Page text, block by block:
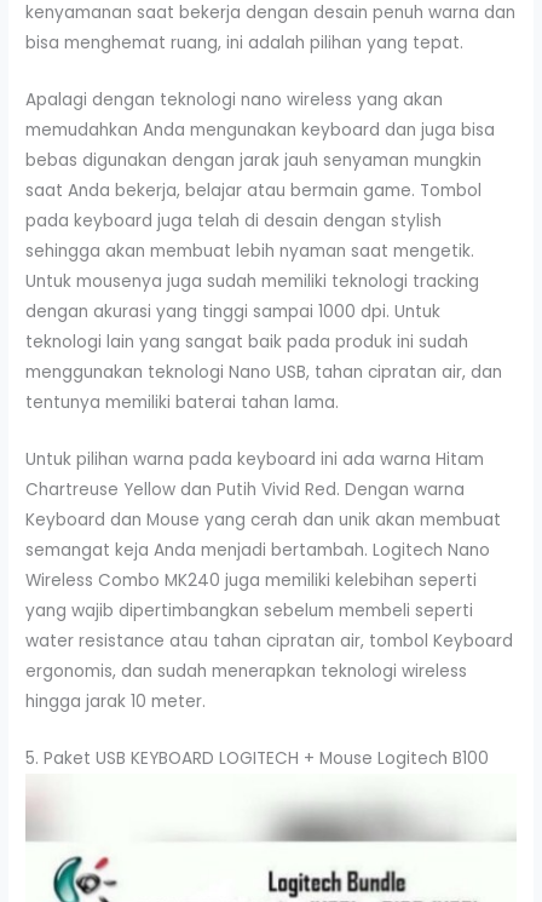
kenyamanan saat bekerja dengan desain penuh warna dan
bisa menghemat ruang, ini adalah pilihan yang tepat.
Apalagi dengan teknologi nano wireless yang akan
memudahkan Anda mengunakan keyboard dan juga bisa
bebas digunakan dengan jarak jauh senyaman mungkin
saat Anda bekerja, belajar atau bermain game. Tombol
pada keyboard juga telah di desain dengan stylish
sehingga akan membuat lebih nyaman saat mengetik.
Untuk mousenya juga sudah memiliki teknologi tracking
dengan akurasi yang tinggi sampai 1000 dpi. Untuk
teknologi lain yang sangat baik pada produk ini sudah
menggunakan teknologi Nano USB, tahan cipratan air, dan
tentunya memiliki baterai tahan lama.
Untuk pilihan warna pada keyboard ini ada warna Hitam
Chartreuse Yellow dan Putih Vivid Red. Dengan warna
Keyboard dan Mouse yang cerah dan unik akan membuat
semangat keja Anda menjadi bertambah. Logitech Nano
Wireless Combo MK240 juga memiliki kelebihan seperti
yang wajib dipertimbangkan sebelum membeli seperti
water resistance atau tahan cipratan air, tombol Keyboard
ergonomis, dan sudah menerapkan teknologi wireless
hingga jarak 10 meter.
5. Paket USB KEYBOARD LOGITECH + Mouse Logitech B100